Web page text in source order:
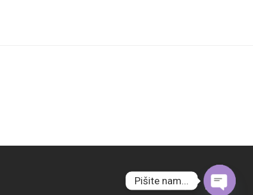
Pišite nam...